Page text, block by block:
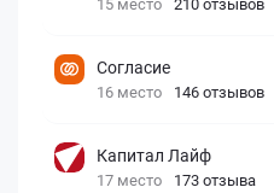
15 место 210 отзывов
Согласие
16 место 146 отзывов
Капитал Лайф
17 место 173 отзыва